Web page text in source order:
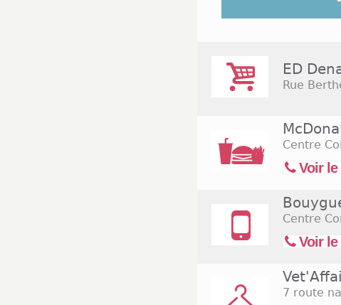
et ceux situés à
ED
Rue
Centre
Voir le
Centre
Voir le
7 route